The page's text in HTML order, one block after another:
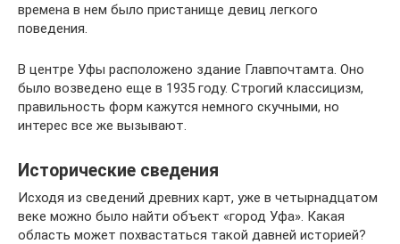
времена в нем было пристанище девиц легкого
поведения.
В центре Уфы расположено здание Главпочтамта. Оно
было возведено еще в 1935 году. Строгий классицизм,
правильность форм кажутся немного скучными, но
интерес все же вызывают.
Исторические сведения
Исходя из сведений древних карт, уже в четырнадцатом
веке можно было найти объект «город Уфа». Какая
область может похвастаться такой давней историей?